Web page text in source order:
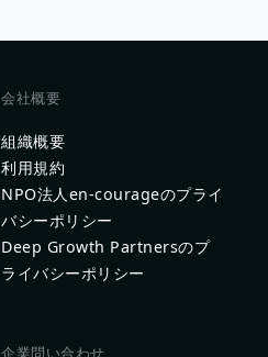
会社概要
組織概要
利用規約
NPO法人en-courageのプライ
バシーポリシー
Deep Growth Partnersのプ
ライバシーポリシー